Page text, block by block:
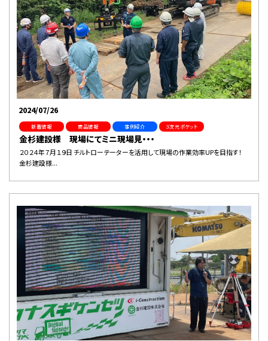
2024/07/26
新着情報 商品情報 事例紹介 ３次元ポケット
金杉建設様 現場にてミニ現場見・・・
２０２４年７月１９日 チルトローテーターを活用して現場の作業効率UPを目指す！
金杉建設様...